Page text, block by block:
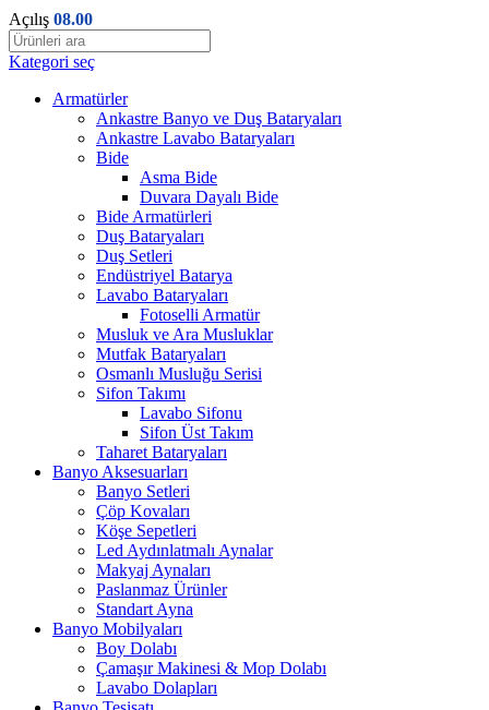
Açılış 08.00
Kategori seç
Armatürler
Ankastre Banyo ve Duş Bataryaları
Ankastre Lavabo Bataryaları
Bide
Asma Bide
Duvara Dayalı Bide
Bide Armatürleri
Duş Bataryaları
Duş Setleri
Endüstriyel Batarya
Lavabo Bataryaları
Fotoselli Armatür
Musluk ve Ara Musluklar
Mutfak Bataryaları
Osmanlı Musluğu Serisi
Sifon Takımı
Lavabo Sifonu
Sifon Üst Takım
Taharet Bataryaları
Banyo Aksesuarları
Banyo Setleri
Çöp Kovaları
Köşe Sepetleri
Led Aydınlatmalı Aynalar
Makyaj Aynaları
Paslanmaz Ürünler
Standart Ayna
Banyo Mobilyaları
Boy Dolabı
Çamaşır Makinesi & Mop Dolabı
Lavabo Dolapları